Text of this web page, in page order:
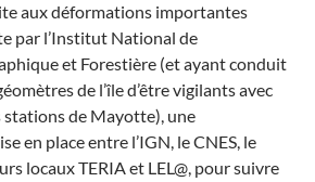
aux déformations importantes
par l’Institut National de
et Forestière (et ayant conduit
de l’île d’être vigilants avec
stations de Mayotte), une
en place entre l’IGN, le CNES, le
locaux TERIA et LEL@, pour suivre